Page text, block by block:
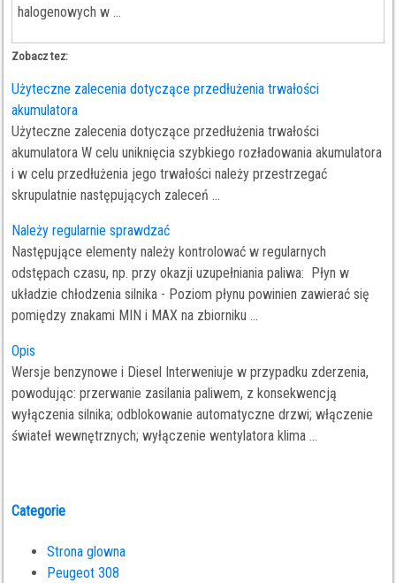
halogenowych w ...
Zobacz tez:
Użyteczne zalecenia dotyczące przedłużenia trwałości
akumulatora
Użyteczne zalecenia dotyczące przedłużenia trwałości
akumulatora W celu uniknięcia szybkiego rozładowania akumulatora
i w celu przedłużenia jego trwałości należy przestrzegać
skrupulatnie następujących zaleceń ...
Należy regularnie sprawdzać
Następujące elementy należy kontrolować w regularnych
odstępach czasu, np. przy okazji uzupełniania paliwa: Płyn w
układzie chłodzenia silnika - Poziom płynu powinien zawierać się
pomiędzy znakami MIN i MAX na zbiorniku ...
Opis
Wersje benzynowe i Diesel Interweniuje w przypadku zderzenia,
powodując: przerwanie zasilania paliwem, z konsekwencją
wyłączenia silnika; odblokowanie automatyczne drzwi; włączenie
świateł wewnętrznych; wyłączenie wentylatora klima ...
Categorie
Strona glowna
Peugeot 308